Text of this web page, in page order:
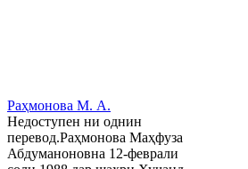
Раҳмонова М. А.
Недоступен ни однин
перевод.Раҳмонова Маҳфуза
Абдуманоновна 12-феврали